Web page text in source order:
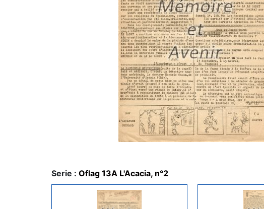
Serie : Oflag 13A L'Acacia, n°2